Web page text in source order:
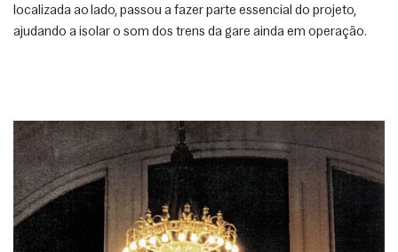
localizada ao lado, passou a fazer parte essencial do projeto,
ajudando a isolar o som dos trens da gare ainda em operação.